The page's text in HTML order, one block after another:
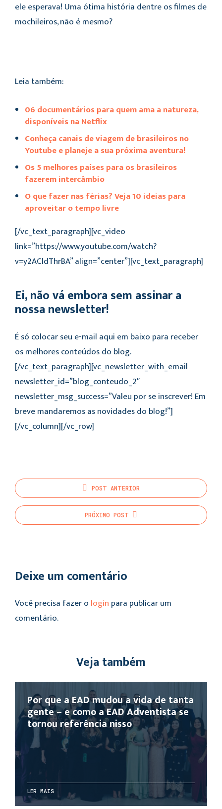
ele esperava! Uma ótima história dentre os filmes de
mochileiros, não é mesmo?
Leia também:
06 documentários para quem ama a natureza,
disponíveis na Netflix
Conheça canais de viagem de brasileiros no
Youtube e planeje a sua próxima aventura!
Os 5 melhores países para os brasileiros
fazerem intercâmbio
O que fazer nas férias? Veja 10 ideias para
aproveitar o tempo livre
[/vc_text_paragraph][vc_video
link=”https://www.youtube.com/watch?
v=y2ACldThrBA” align=”center”][vc_text_paragraph]
Ei, não vá embora sem assinar a
nossa newsletter!
É só colocar seu e-mail aqui em baixo para receber
os melhores conteúdos do blog.
[/vc_text_paragraph][vc_newsletter_with_email
newsletter_id=”blog_conteudo_2″
newsletter_msg_success=”Valeu por se inscrever! Em
breve mandaremos as novidades do blog!”]
[/vc_column][/vc_row]
POST ANTERIOR
PRÓXIMO POST
Deixe um comentário
Você precisa fazer o login para publicar um
comentário.
Veja também
Por que a EAD mudou a vida de tanta
gente – e como a EAD Adventista se
tornou referência nisso
LER MAIS